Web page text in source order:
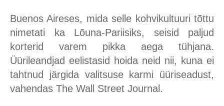
Buenos Aireses, mida selle kohvikultuuri tõttu
nimetati ka Lõuna-Pariisiks, seisid paljud
korterid varem pikka aega tühjana.
Üürileandjad eelistasid hoida neid nii, kuna ei
tahtnud järgida valitsuse karmi üüriseadust,
vahendas The Wall Street Journal.